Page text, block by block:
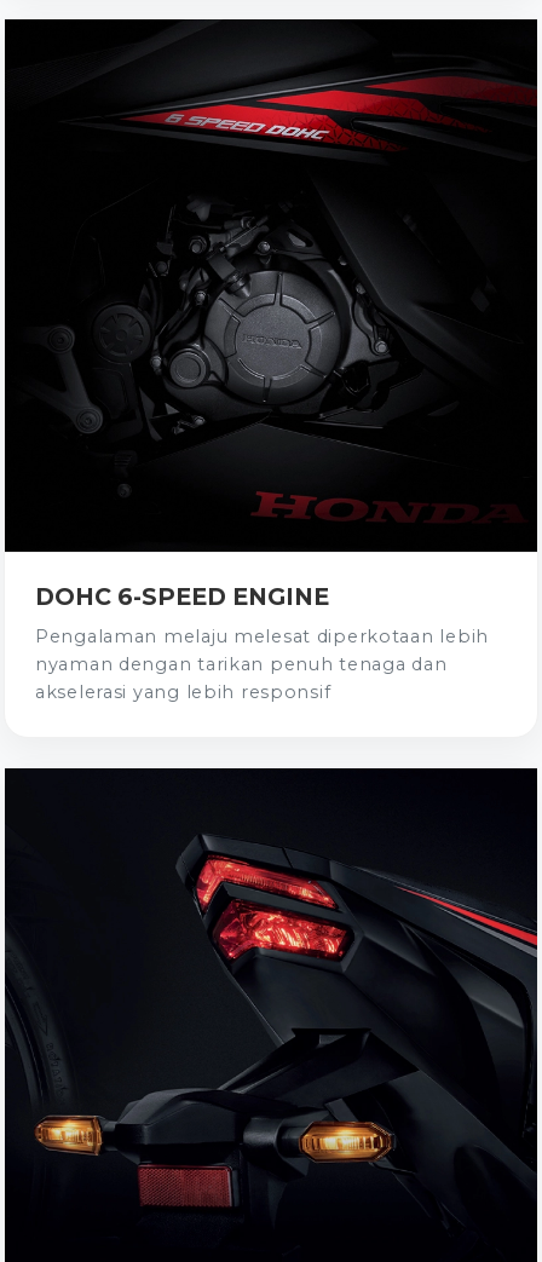
DOHC 6-SPEED ENGINE
Pengalaman melaju melesat diperkotaan lebih
nyaman dengan tarikan penuh tenaga dan
akselerasi yang lebih responsif